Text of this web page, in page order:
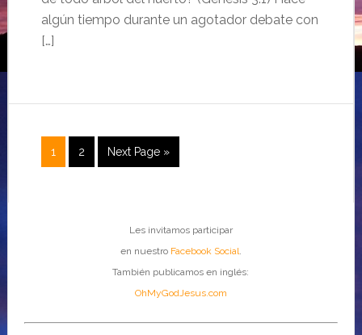
algún tiempo durante un agotador debate con
[…]
1 2 Next Page »
Les invitamos participar
en nuestro Facebook Social.
También publicamos en inglés:
OhMyGodJesus.com